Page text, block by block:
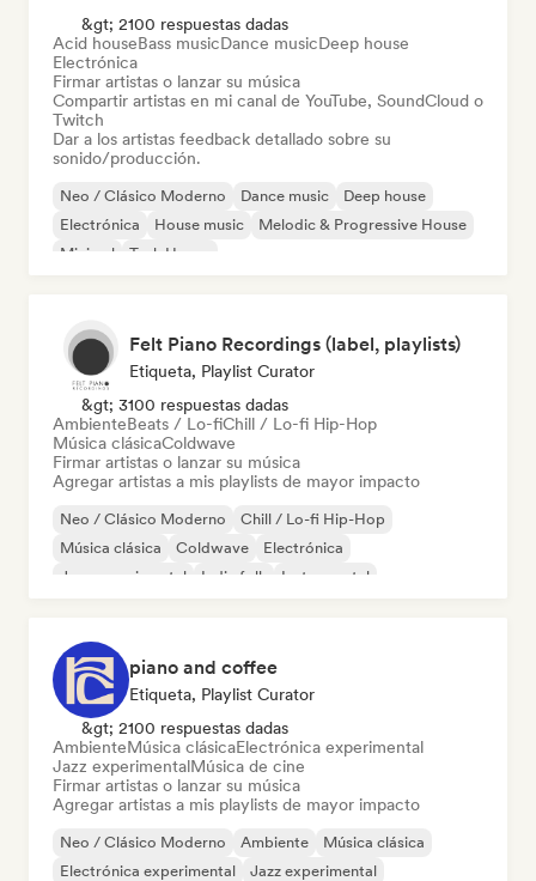
&gt; 2100 respuestas dadas
Acid houseBass musicDance musicDeep house
Electrónica
Firmar artistas o lanzar su música
Compartir artistas en mi canal de YouTube, SoundCloud o
Twitch
Dar a los artistas feedback detallado sobre su
sonido/producción.
Neo / Clásico Moderno Dance music
Deep house
Electrónica
House music
Melodic & Progressive House
Minimal
Tech House
Felt Piano Recordings (label, playlists)
Etiqueta, Playlist Curator
&gt; 3100 respuestas dadas
AmbienteBeats / Lo-fiChill / Lo-fi Hip-Hop
Música clásicaColdwave
Firmar artistas o lanzar su música
Agregar artistas a mis playlists de mayor impacto
Neo / Clásico Moderno
Chill / Lo-fi Hip-Hop
Música clásica
Coldwave
Electrónica
Jazz experimental
Indie folk Instrumental
piano and coffee
Etiqueta, Playlist Curator
&gt; 2100 respuestas dadas
AmbienteMúsica clásicaElectrónica experimental
Jazz experimentalMúsica de cine
Firmar artistas o lanzar su música
Agregar artistas a mis playlists de mayor impacto
Neo / Clásico Moderno Ambiente
Música clásica
Electrónica experimental
Jazz experimental